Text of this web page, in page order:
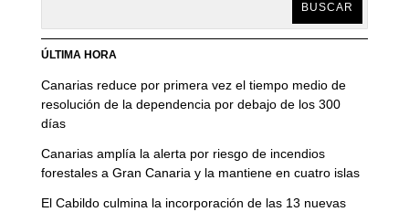
BUSCAR
ÚLTIMA HORA
Canarias reduce por primera vez el tiempo medio de
resolución de la dependencia por debajo de los 300
días
Canarias amplía la alerta por riesgo de incendios
forestales a Gran Canaria y la mantiene en cuatro islas
El Cabildo culmina la incorporación de las 13 nuevas